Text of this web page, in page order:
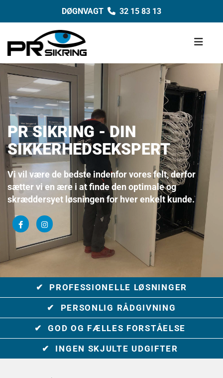
DØGNVAGT  32 15 83 13
PR SIKRING - DIN
SIKKERHEDSEKSPERT
Vi vil være de bedste indenfor vores felt, derfor
sætter vi en ære i at finde den optimale og
skræddersyet løsningen for hver enkelt kunde.
✔ PROFESSIONELLE LØSNINGER
✔ PERSONLIG RÅDGIVNING
✔ GOD OG FÆLLES FORSTÅELSE
✔ INGEN SKJULTE UDGIFTER